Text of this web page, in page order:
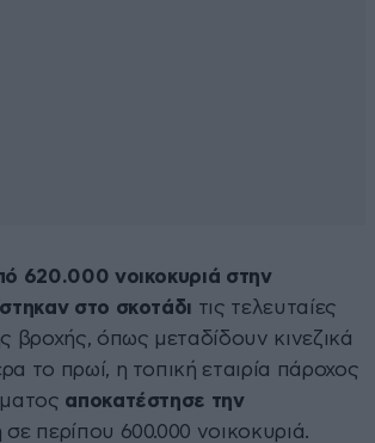
620.000 νοικοκυριά στην
στο σκοτάδι τις τελευταίες
βροχής, όπως μεταδίδουν κινεζικά
το πρωί, η τοπική εταιρία πάροχος
αποκατέστησε την
σε περίπου 600.000 νοικοκυριά.